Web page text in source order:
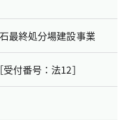
最終処分場建設事業
付番号：法12］